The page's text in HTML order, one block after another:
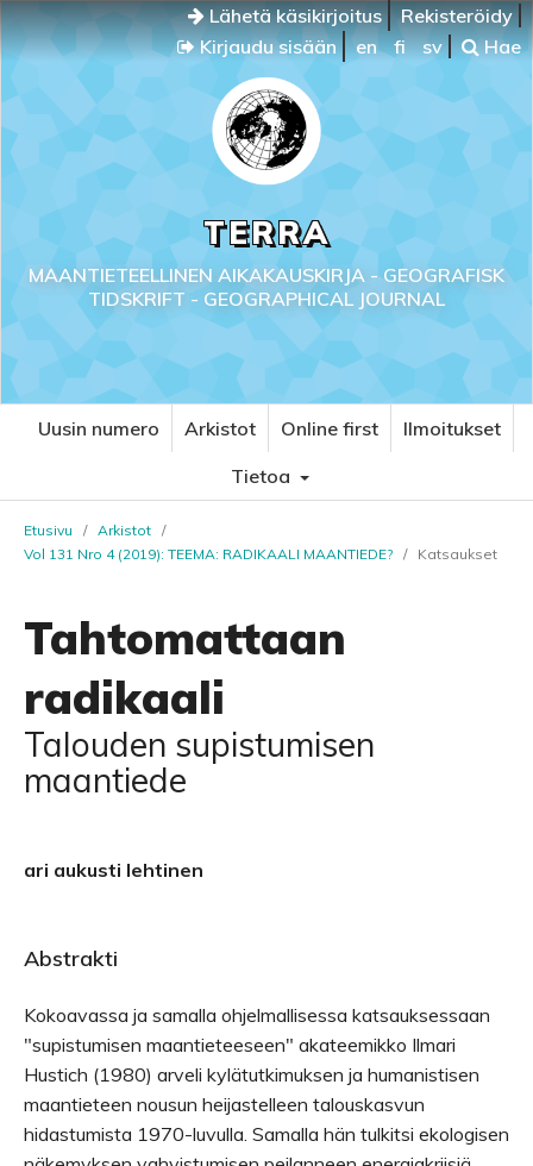
Lähetä käsikirjoitus
Rekisteröidy
Kirjaudu sisään
en fi sv Hae
TERRA
MAANTIETEELLINEN AIKAKAUSKIRJA - GEOGRAFISK
TIDSKRIFT - GEOGRAPHICAL JOURNAL
Uusin numero Arkistot Online first
Ilmoitukset
Tietoa
Etusivu / Arkistot /
Vol 131 Nro 4 (2019): TEEMA: RADIKAALI MAANTIEDE? / Katsaukset
Tahtomattaan
radikaali
Talouden supistumisen
maantiede
ari aukusti lehtinen
Abstrakti
Kokoavassa ja samalla ohjelmallisessa katsauksessaan
"supistumisen maantieteeseen" akateemikko Ilmari
Hustich (1980) arveli kylätutkimuksen ja humanistisen
maantieteen nousun heijastelleen talouskasvun
hidastumista 1970-luvulla. Samalla hän tulkitsi ekologisen